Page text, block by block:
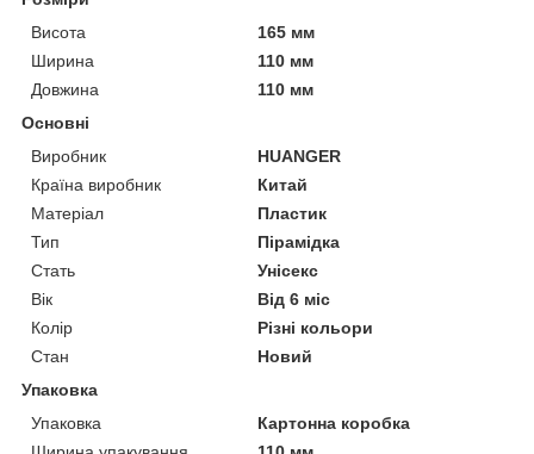
Висота
165 мм
Ширина
110 мм
Довжина
110 мм
Основні
Виробник
HUANGER
Країна виробник
Китай
Матеріал
Пластик
Тип
Пірамідка
Стать
Унісекс
Вік
Від 6 міс
Колір
Різні кольори
Стан
Новий
Упаковка
Упаковка
Картонна коробка